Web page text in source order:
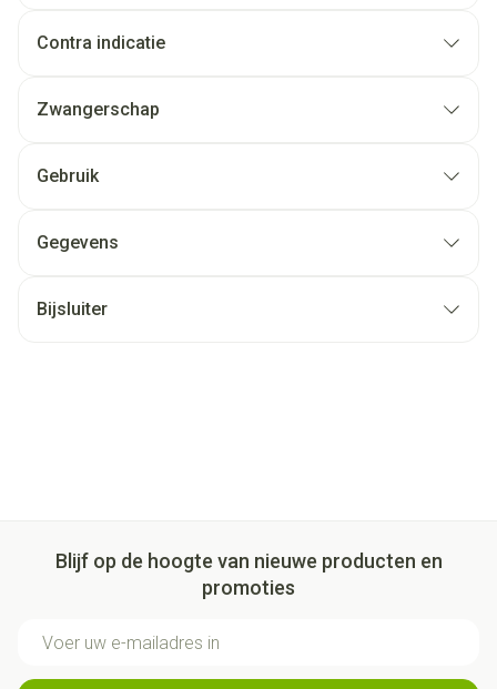
Contra indicatie
Zwangerschap
Gebruik
Gegevens
Bijsluiter
Blijf op de hoogte van nieuwe producten en
promoties